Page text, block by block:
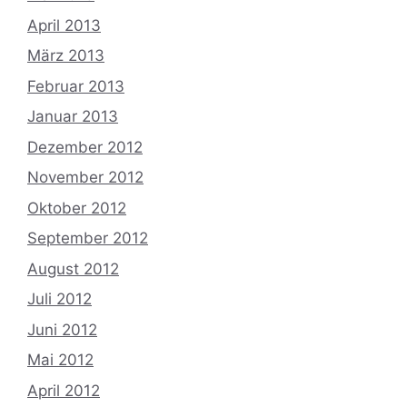
April 2013
März 2013
Februar 2013
Januar 2013
Dezember 2012
November 2012
Oktober 2012
September 2012
August 2012
Juli 2012
Juni 2012
Mai 2012
April 2012